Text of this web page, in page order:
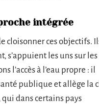
intégrée
cloisonner ces objectifs.
s’appuient les uns sur les
l’accès à l’eau propre : il
publique et allège la
dans certains pays